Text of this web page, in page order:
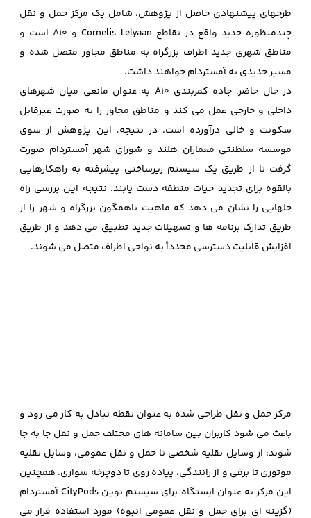
طرحهای پیشنهادی حاصل از پژوهش، شامل یک مرکز حمل و نقل
چندمنظوره جدید واقع در تقاطع Cornelis Lelyaan و A10 است و
مناطق شهری جدید اطراف بزرگراه به مناطق مجاور متصل شده و
مسیر جدیدی به آمستردام خواهند داشت.
در حال حاضر، جاده کمربندی A10 به عنوان مانعی میان شهرهای
داخلی و خارجی عمل می کند و مناطق مجاور را به صورت غیرقابل
سکونت و خالی درآورده است. در نتیجه، این پژوهش از سوی
موسسه سلطنتی معماران هلند و شورای شهر آمستردام صورت
گرفت تا از طریق یک سیستم زیرساختی پیشرفته به راهکارهایی
بالقوه برای تجدید حیات منطقه دست یابند. نتیجه این بررسی راه
حلهایی را نشان می دهد که ماهیت ناهمگون بزرگراه و شهر را از
طریق تدارک برنامه ها و تسهیلات جدید تطبیق می دهد و از طریق
افزایش قابلیت دسترسی مجددأ به نواحی اطراف متصل می شوند.
مرکز حمل و نقل طراحی شده به عنوان نقطه تبادل به کار می رود و
باعث می شود کاربران بین سامانه های مختلف حمل و نقل جا به جا
شوند؛ از وسایل نقلیه شخصی تا حمل و نقل عمومی، وسایل نقلیه
موتوری تا برقی و از رانندگی، پیاده روی تا دوچرخه سواری. همچنین
این مرکز به عنوان ایستگاه برای سیستم نوین CityPods آمستردام
(گزینه ای برای حمل و نقل عمومی انبوه) مورد استفاده قرار می